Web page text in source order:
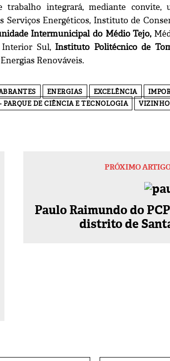
trabalho integrará, mediante convite,
Serviços Energéticos, Instituto de
Intermunicipal do Médio Tejo,
Sul,Instituto Politécnico de
Renováveis.
ENERGIAS EXCELÊNCIA
PARQUE DE CIÊNCIA E TECNOLOGIA
VIZINHO
PRÓXIMO
Paulo Raimundo do
distrito de